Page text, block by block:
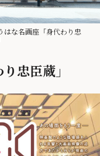
はな名画座「身代わり忠
忠臣蔵」